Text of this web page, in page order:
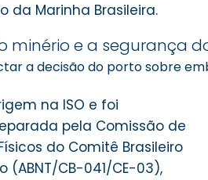
da Marinha Brasileira.
a decisão do porto sobre
na ISO e foi
pela Comissão de
do Comitê Brasileiro
(ABNT/CB-041/CE-03),